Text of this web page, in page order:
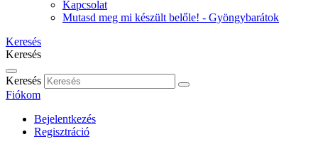
Kapcsolat
Mutasd meg mi készült belőle! - Gyöngybarátok
Keresés
Keresés
Keresés
Fiókom
Bejelentkezés
Regisztráció